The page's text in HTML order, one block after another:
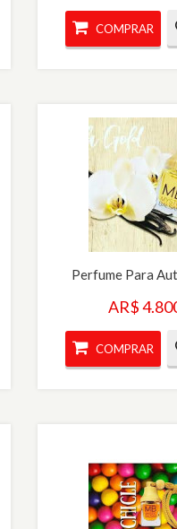
COMPRAR
Perfume Para
AR$
COMPRAR